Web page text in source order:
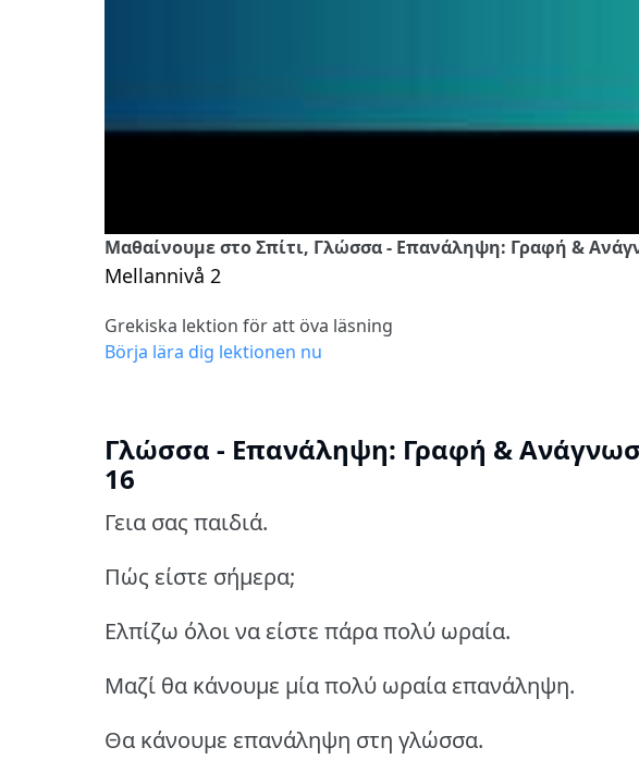
Μαθαίνουμε στο Σπίτι, Γλώσσα - Επανάληψη: Γραφή &
Mellannivå 2
Grekiska lektion för att öva läsning
Börja lära dig lektionen nu
Γλώσσα - Επανάληψη: Γραφή &
16
Γεια σας παιδιά.
Πώς είστε σήμερα;
Ελπίζω όλοι να είστε πάρα πολύ ωραία.
Μαζί θα κάνουμε μία πολύ ωραία επανάληψη.
Θα κάνουμε επανάληψη στη γλώσσα.